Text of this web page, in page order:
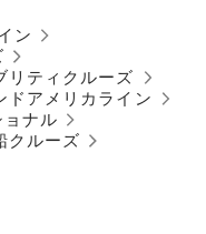
ン
リティクルーズ
ドアメリカライン
ナル
クルーズ